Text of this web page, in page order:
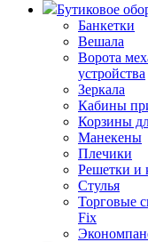
Бутиковое
Банкетки
Вешала
Ворота
устройства
Зеркала
Кабины
Корзины
Манекены
Плечики
Решетки и
Стулья
Торговые
Fix